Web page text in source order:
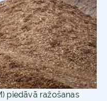
piedāvā ražošanas